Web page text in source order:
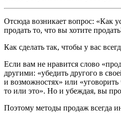
Отсюда возникает вопрос: «Как
продать то, что вы хотите
Как сделать так, чтобы у вас
Если вам не нравится слово
другими: «убедить другого в
и возможностях» или «уговорить
то или это». Но и убеждая, вы
Поэтому методы продаж всегда